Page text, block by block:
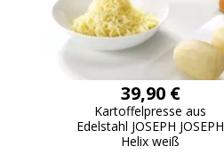
39,90 €
Kartoffelpresse aus
Edelstahl JOSEPH JOSEPH
Helix weiß